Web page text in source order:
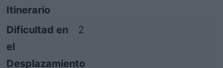
Itinerario
Dificultad en
el
Desplazamiento
2